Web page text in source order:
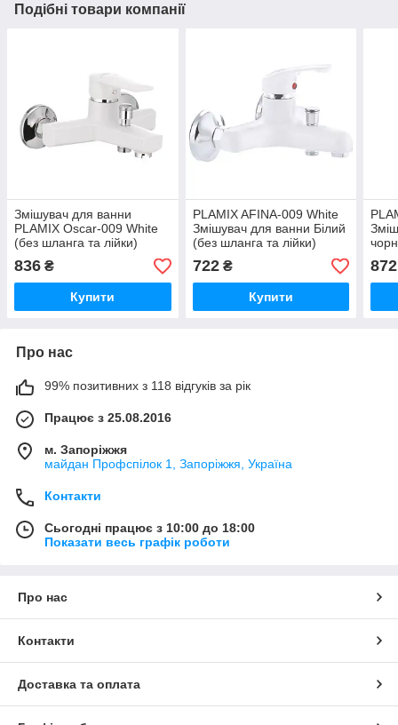
Подібні товари компанії
Змішувач для ванни
PLAMIX Oscar-009 White
(без шланга та лійки)
(PM0025)
836 ₴
Купити
PLAMIX AFINA-009 White
Змішувач для ванни Білий
(без шланга та лійки)
(PM0565)
722₴
Купити
872
Про нас
99% позитивних з 118 відгуків за рік
Працює з 25.08.2016
м. Запоріжжя
майдан Профспілок 1, Запоріжжя, Україна
Контакти
Сьогодні працює з 10:00 до 18:00
Показати весь графік роботи
Про нас
Контакти
Доставка та оплата